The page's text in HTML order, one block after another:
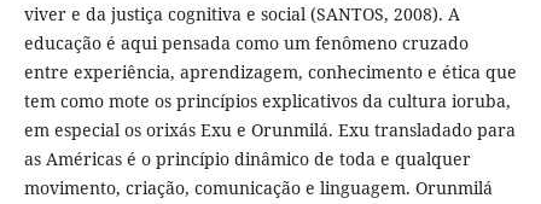
viver e da justiça cognitiva e social (SANTOS, 2008). A
educação é aqui pensada como um fenômeno cruzado
entre experiência, aprendizagem, conhecimento e ética que
tem como mote os princípios explicativos da cultura ioruba,
em especial os orixás Exu e Orunmilá. Exu transladado para
as Américas é o princípio dinâmico de toda e qualquer
movimento, criação, comunicação e linguagem. Orunmilá